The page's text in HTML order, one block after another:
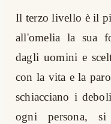
Il terzo livello è il
all'omelia la sua
dagli uomini e
con la vita e la
schiacciano i
ogni persona,